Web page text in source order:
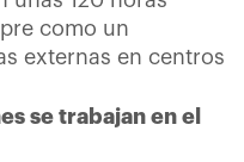
como un
externas en centros
se trabajan en el